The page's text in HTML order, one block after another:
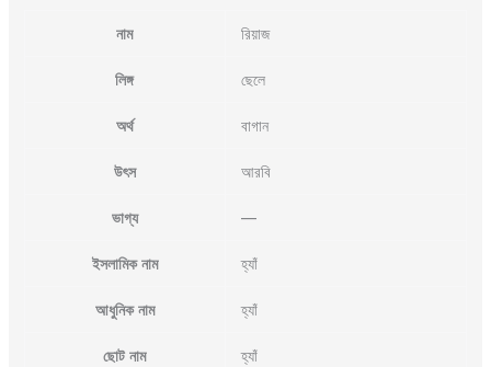
নাম রিয়াজ
লিঙ্গ ছেলে
অর্থ বাগান
উৎস আরবি
ভাগ্য —
ইসলামিক নাম হ্যাঁ
আধুনিক নাম হ্যাঁ
ছোট নাম হ্যাঁ